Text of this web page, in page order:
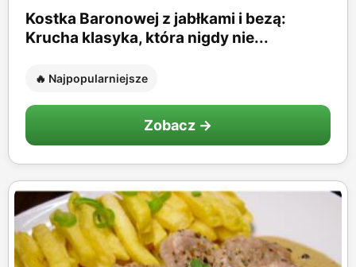
Kostka Baronowej z jabłkami i bezą:
Krucha klasyka, która nigdy nie...
🔥 Najpopularniejsze
Zobacz →